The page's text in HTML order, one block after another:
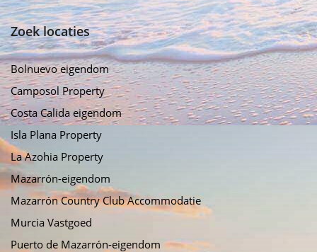
Zoek locaties
Bolnuevo eigendom
Camposol Property
Costa Calida eigendom
Isla Plana Property
La Azohia Property
Mazarrón-eigendom
Mazarrón Country Club Accommodatie
Murcia Vastgoed
Puerto de Mazarrón-eigendom